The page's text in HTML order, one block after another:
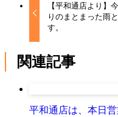
【平和通店より】
りのまとまった雨
す。
関連記事
平和通店は、本日